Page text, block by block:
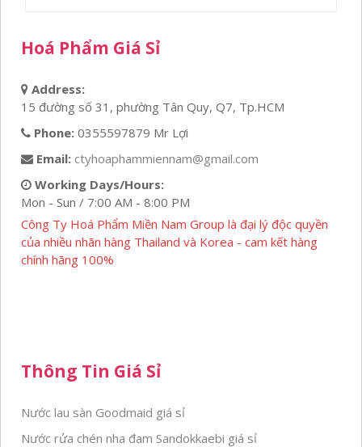
Hoá Phẩm Giá Sỉ
Address:
15 đường số 31, phường Tân Quy, Q7, Tp.HCM
Phone: 0355597879 Mr Lợi
Email: ctyhoaphammiennam@gmail.com
Working Days/Hours:
Mon - Sun / 7:00 AM - 8:00 PM
Công Ty Hoá Phẩm Miền Nam Group là đại lý độc quyền
của nhiều nhãn hàng Thailand và Korea - cam kết hàng
chính hãng 100%
Thông Tin Giá Sỉ
Nước lau sàn Goodmaid giá sỉ
Nước rửa chén nha đam Sandokkaebi giá sỉ